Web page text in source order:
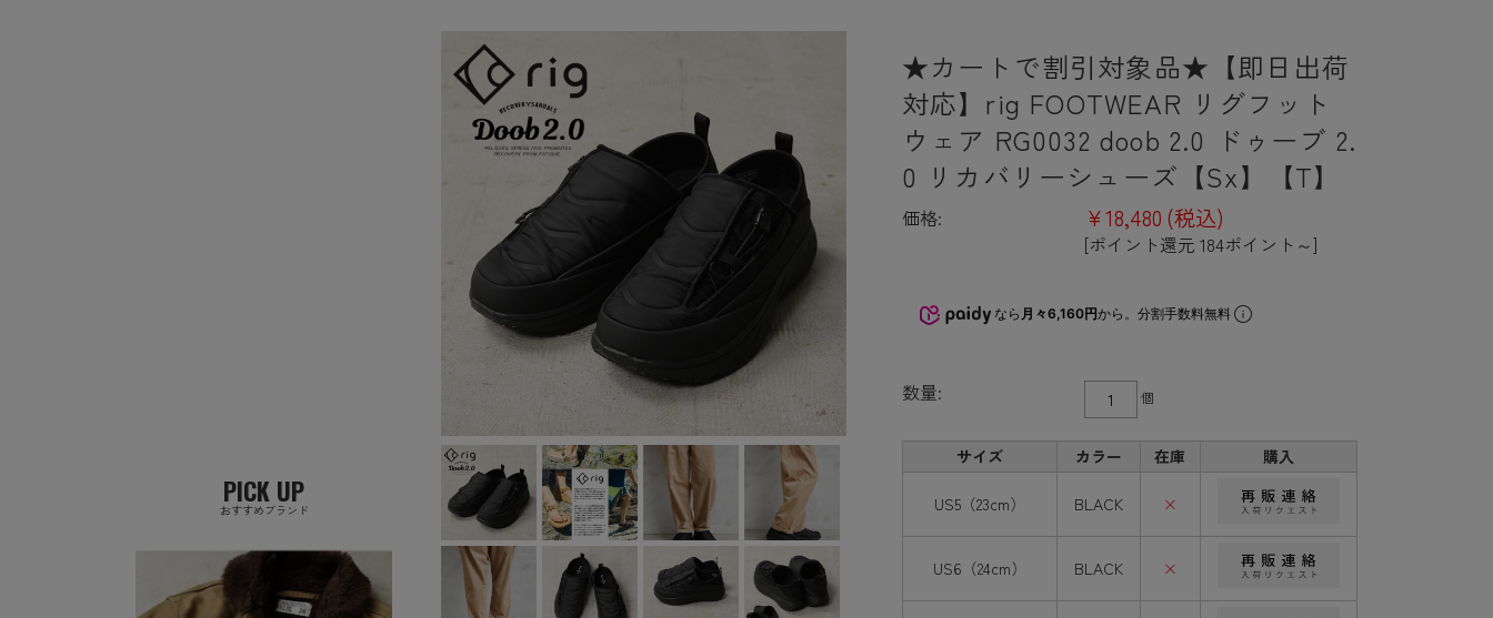
★カートで割引対象品★【即日出荷
対応】rig FOOTWEAR リグフット
ウェア RG0032 doob 2.0 ドゥーブ 2.
0 リカバリーシューズ【Sx】【T】
価格: ¥18,480 (税込)
[ポイント還元 184ポイント～]
なら 月々6,160円から。分割手数料無料
数量: 個
サイズ カラー 在庫 購入
US5（23cm） BLACK ×
US6（24cm） BLACK ×
PICK UP
おすすめブランド